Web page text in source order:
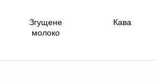
Згущене
молоко
Кава